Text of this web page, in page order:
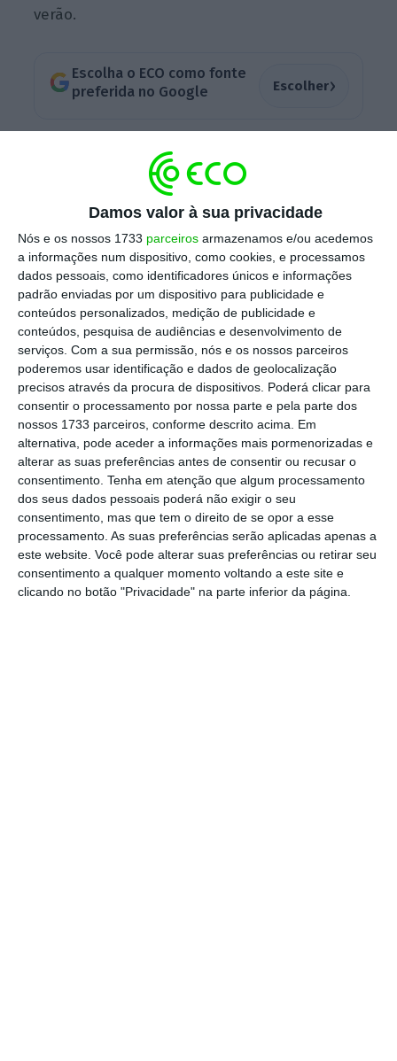
Damos valor à sua privacidade
Nós e os nossos 1733 parceiros armazenamos e/ou acedemos
a informações num dispositivo, como cookies, e processamos
dados pessoais, como identificadores únicos e informações
padrão enviadas por um dispositivo para publicidade e
conteúdos personalizados, medição de publicidade e
conteúdos, pesquisa de audiências e desenvolvimento de
serviços. Com a sua permissão, nós e os nossos parceiros
poderemos usar identificação e dados de geolocalização
precisos através da procura de dispositivos. Poderá clicar para
consentir o processamento por nossa parte e pela parte dos
nossos 1733 parceiros, conforme descrito acima. Em
alternativa, pode aceder a informações mais pormenorizadas e
alterar as suas preferências antes de consentir ou recusar o
consentimento. Tenha em atenção que algum processamento
dos seus dados pessoais poderá não exigir o seu
consentimento, mas que tem o direito de se opor a esse
processamento. As suas preferências serão aplicadas apenas a
este website. Você pode alterar suas preferências ou retirar seu
consentimento a qualquer momento voltando a este site e
clicando no botão "Privacidade" na parte inferior da página.
verão.
Escolha o ECO como fonte
preferida no Google
Escolher›
“[A taxa mínima de 15%]
“, reagiu o ministro das Finanças
francês à entrada para o Eurogrupo esta
sexta-feira no Centro Cultural de Belém,
elogiando a administração de Joe Biden.
Porém, Bruno Le Maire fez questão de
assinalar que a “verdadeira questão” é saber
se há ou não um acordo no G20 de julho em
Itália sobre o enquadramento mundial da
tributação mínima, incluindo a temática dos
gigantes digitais. “França está a trabalhar
nisto há mais de quatro anos e não vamos
poupar nenhum esforço para que haja acordo“,
disse.
Irlanda admite acordo sobre taxar multinacionais
em 2021
Ler Mais